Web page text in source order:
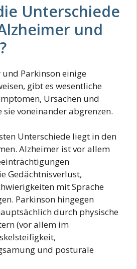
Unterschiede
und
Parkinson einige
gibt es wesentliche
Ursachen und
voneinander abgrenzen.
Unterschiede liegt in den
Alzheimer ist vor allem
Gedächtnisverlust,
mit Sprache
Parkinson hingegen
durch physische
(vor allem im
und posturale